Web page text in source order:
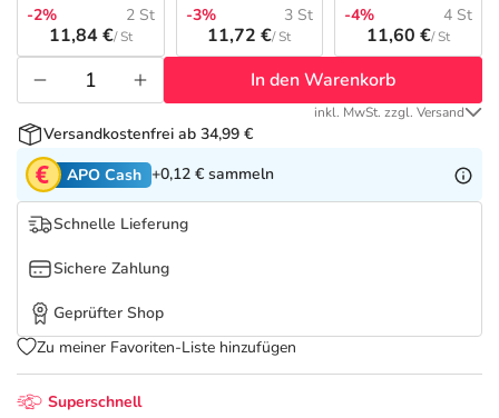
Tierapotheke
Vitamine & Mineralstoffe
Marken
Salus Deals
Superschnell
-2%
2 St
11,84 €/ St
-3% 3 St
11,72 €/ St
-4% 4 St
11,60 €/ St
In den Warenkorb
inkl. MwSt. zzgl. Versand
Versandkostenfrei ab 34,99 €
APO Cash +0,12 € sammeln
Schnelle Lieferung
Sichere Zahlung
Geprüfter Shop
Zu meiner Favoriten-Liste hinzufügen